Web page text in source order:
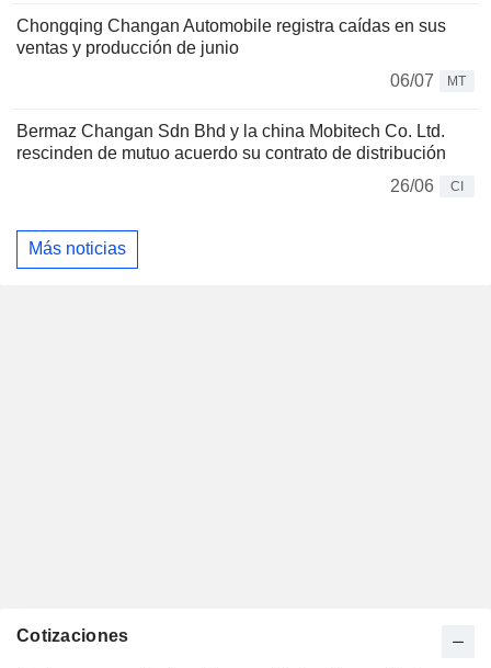
Chongqing Changan Automobile registra caídas en sus
ventas y producción de junio
06/07
MT
Bermaz Changan Sdn Bhd y la china Mobitech Co. Ltd.
rescinden de mutuo acuerdo su contrato de distribución
26/06
CI
Más noticias
Cotizaciones